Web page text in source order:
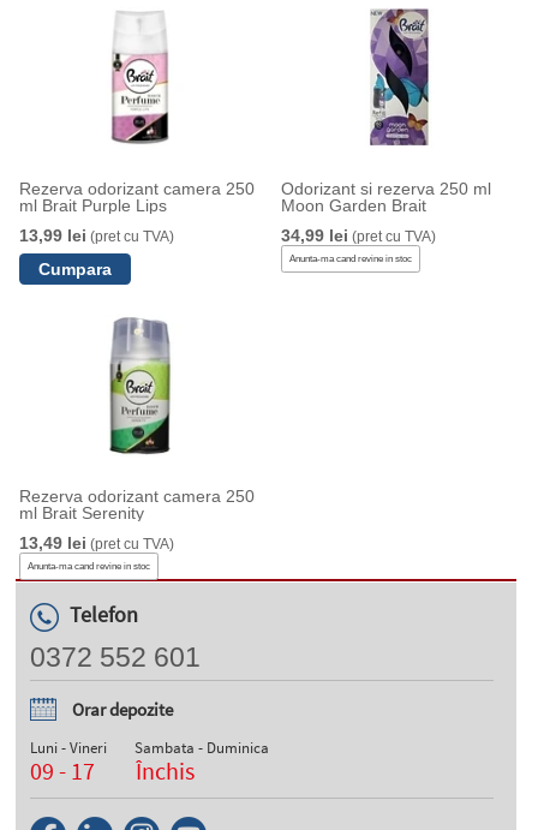
Rezerva odorizant camera 250
ml Brait Purple Lips
13,99 lei (pret cu TVA)
Odorizant si rezerva 250 ml
Moon Garden Brait
34,99 lei (pret cu TVA)
Anunta-ma cand revine in stoc
Rezerva odorizant camera 250
ml Brait Serenity
13,49 lei (pret cu TVA)
Anunta-ma cand revine in stoc
Telefon
0372 552 601
Orar depozite
Luni - Vineri
09 - 17
Sambata - Duminica
Închis